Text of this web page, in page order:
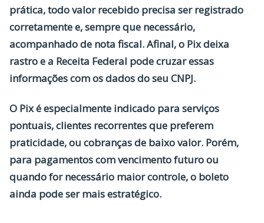
prática, todo valor recebido precisa serregistrado
corretamentee, sempre que necessário,
acompanhado de nota fiscal. Afinal, o Pix deixa
rastro e a Receita Federal pode cruzar essas
informações com os dados do seu CNPJ.
O Pix é especialmente indicado para serviços
pontuais, clientes recorrentes que preferem
praticidade, ou cobranças de baixo valor. Porém,
para pagamentos com vencimento futuro ou
quando for necessário maior controle, o boleto
ainda pode ser mais estratégico.